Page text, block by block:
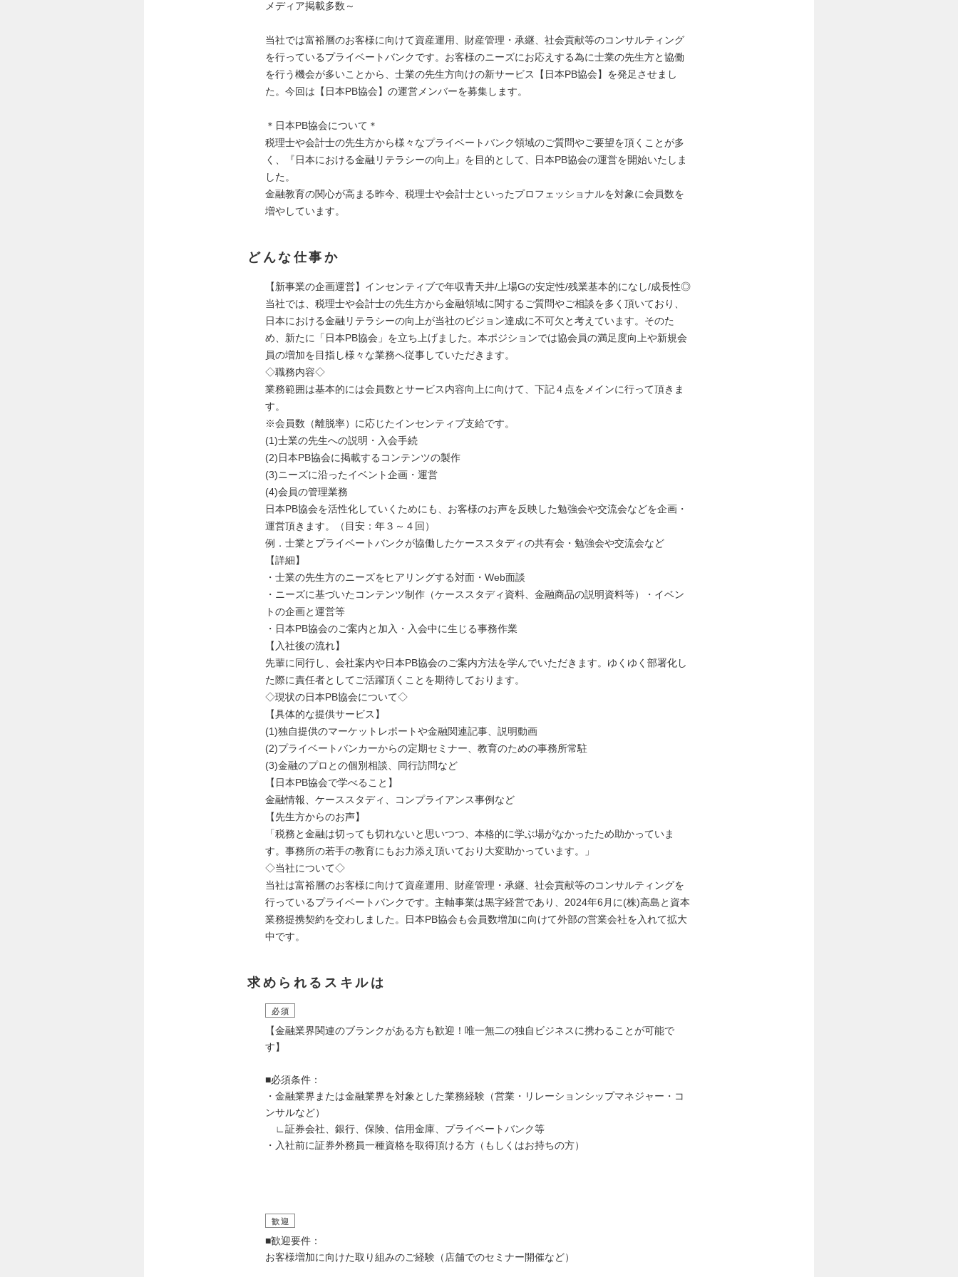
メディア掲載多数～
当社では富裕層のお客様に向けて資産運用、財産管理・承継、社会貢献等のコンサルティング
を行っているプライベートバンクです。お客様のニーズにお応えする為に士業の先生方と協働
を行う機会が多いことから、士業の先生方向けの新サービス【日本PB協会】を発足させまし
た。今回は【日本PB協会】の運営メンバーを募集します。
＊日本PB協会について＊
税理士や会計士の先生方から様々なプライベートバンク領域のご質問やご要望を頂くことが多
く、『日本における金融リテラシーの向上』を目的として、日本PB協会の運営を開始いたしま
した。
金融教育の関心が高まる昨今、税理士や会計士といったプロフェッショナルを対象に会員数を
増やしています。
どんな仕事か
【新事業の企画運営】インセンティブで年収青天井/上場Gの安定性/残業基本的になし/成長性◎
当社では、税理士や会計士の先生方から金融領域に関するご質問やご相談を多く頂いており、
日本における金融リテラシーの向上が当社のビジョン達成に不可欠と考えています。そのた
め、新たに「日本PB協会」を立ち上げました。本ポジションでは協会員の満足度向上や新規会
員の増加を目指し様々な業務へ従事していただきます。
◇職務内容◇
業務範囲は基本的には会員数とサービス内容向上に向けて、下記４点をメインに行って頂きま
す。
※会員数（離脱率）に応じたインセンティブ支給です。
(1)士業の先生への説明・入会手続
(2)日本PB協会に掲載するコンテンツの製作
(3)ニーズに沿ったイベント企画・運営
(4)会員の管理業務
日本PB協会を活性化していくためにも、お客様のお声を反映した勉強会や交流会などを企画・
運営頂きます。（目安：年３～４回）
例．士業とプライベートバンクが協働したケーススタディの共有会・勉強会や交流会など
【詳細】
・士業の先生方のニーズをヒアリングする対面・Web面談
・ニーズに基づいたコンテンツ制作（ケーススタディ資料、金融商品の説明資料等）・イベン
トの企画と運営等
・日本PB協会のご案内と加入・入会中に生じる事務作業
【入社後の流れ】
先輩に同行し、会社案内や日本PB協会のご案内方法を学んでいただきます。ゆくゆく部署化し
た際に責任者としてご活躍頂くことを期待しております。
◇現状の日本PB協会について◇
【具体的な提供サービス】
(1)独自提供のマーケットレポートや金融関連記事、説明動画
(2)プライベートバンカーからの定期セミナー、教育のための事務所常駐
(3)金融のプロとの個別相談、同行訪問など
【日本PB協会で学べること】
金融情報、ケーススタディ、コンプライアンス事例など
【先生方からのお声】
「税務と金融は切っても切れないと思いつつ、本格的に学ぶ場がなかったため助かっていま
す。事務所の若手の教育にもお力添え頂いており大変助かっています。」
◇当社について◇
当社は富裕層のお客様に向けて資産運用、財産管理・承継、社会貢献等のコンサルティングを
行っているプライベートバンクです。主軸事業は黒字経営であり、2024年6月に(株)高島と資本
業務提携契約を交わしました。日本PB協会も会員数増加に向けて外部の営業会社を入れて拡大
中です。
求められるスキルは
必須
【金融業界関連のブランクがある方も歓迎！唯一無二の独自ビジネスに携わることが可能で
す】
■必須条件：
・金融業界または金融業界を対象とした業務経験（営業・リレーションシップマネジャー・コ
ンサルなど）
∟証券会社、銀行、保険、信用金庫、プライベートバンク等
・入社前に証券外務員一種資格を取得頂ける方（もしくはお持ちの方）
歓迎
■歓迎要件：
お客様増加に向けた取り組みのご経験（店舗でのセミナー開催など）